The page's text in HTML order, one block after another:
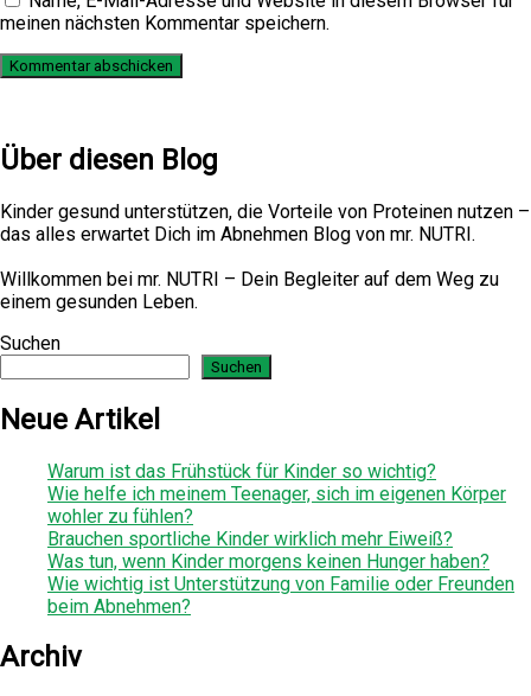
meinen nächsten Kommentar speichern.
Über diesen Blog
Kinder gesund unterstützen, die Vorteile von Proteinen nutzen –
das alles erwartet Dich im Abnehmen Blog von mr. NUTRI.
Willkommen bei mr. NUTRI – Dein Begleiter auf dem Weg zu
einem gesunden Leben.
Suchen
Suchen
Neue Artikel
Warum ist das Frühstück für Kinder so wichtig?
Wie helfe ich meinem Teenager, sich im eigenen Körper
wohler zu fühlen?
Brauchen sportliche Kinder wirklich mehr Eiweiß?
Was tun, wenn Kinder morgens keinen Hunger haben?
Wie wichtig ist Unterstützung von Familie oder Freunden
beim Abnehmen?
Archiv